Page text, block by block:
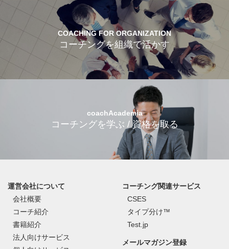
COACHING FOR ORGANIZATION
コーチングを組織で活かす
coachAcademia
コーチングを学ぶ / 資格を取る
運営会社について
会社概要
コーチ紹介
書籍紹介
法人向けサービス
コーチング関連サービス
CSES
タイプ分け™
Test.jp
メールマガジン登録